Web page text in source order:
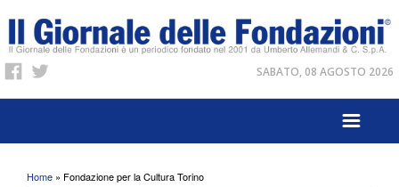
SABATO, 08 AGOSTO 2026
Tu sei qui
Home » Fondazione per la Cultura Torino